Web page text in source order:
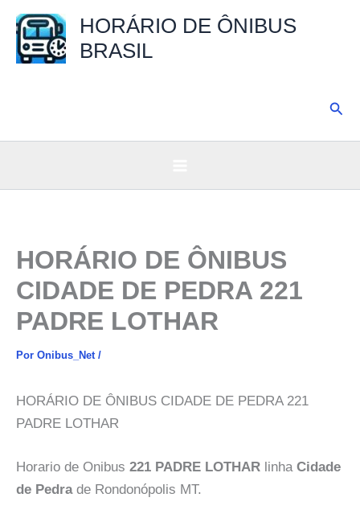
para
HORÁRIO DE ÔNIBUS
BRASIL
HORÁRIO DE ÔNIBUS
CIDADE DE PEDRA 221
PADRE LOTHAR
Por Onibus_Net /
HORÁRIO DE ÔNIBUS CIDADE DE PEDRA 221
PADRE LOTHAR
Horario de Onibus 221 PADRE LOTHAR linha Cidade
de Pedrade Rondonópolis MT.